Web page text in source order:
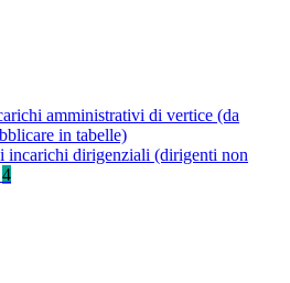
amministrativi di vertice (da
in tabelle)
incarichi dirigenziali (dirigenti non
4